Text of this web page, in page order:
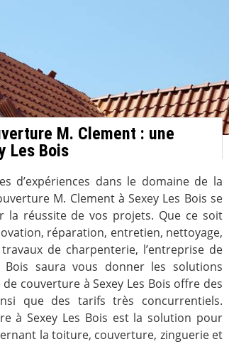
M. Clement : une
Les Bois
d’expériences dans le domaine de la
M. Clement à Sexey Les Bois se
la réussite de vos projets. Que ce soit
réparation, entretien, nettoyage,
de charpenterie, l’entreprise de
Bois saura vous donner les solutions
couverture à Sexey Les Bois offre des
que des tarifs très concurrentiels.
à Sexey Les Bois est la solution pour
la toiture, couverture, zinguerie et